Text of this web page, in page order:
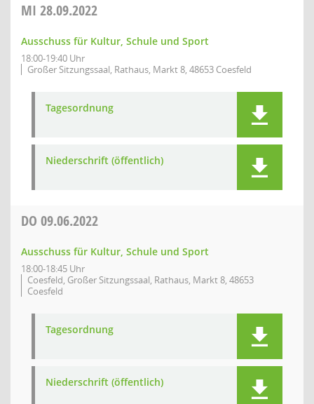
MI 28.09.2022
Ausschuss für Kultur, Schule und Sport
18:00-19:40 Uhr
Großer Sitzungssaal, Rathaus, Markt 8, 48653 Coesfeld
Tagesordnung
Niederschrift (öffentlich)
DO 09.06.2022
Ausschuss für Kultur, Schule und Sport
18:00-18:45 Uhr
Coesfeld, Großer Sitzungssaal, Rathaus, Markt 8, 48653
Coesfeld
Tagesordnung
Niederschrift (öffentlich)